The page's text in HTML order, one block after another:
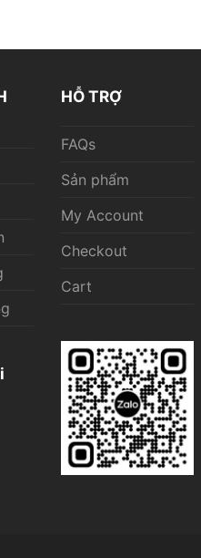
HỖ TRỢ
FAQs
Sản phẩm
My Account
Checkout
Cart